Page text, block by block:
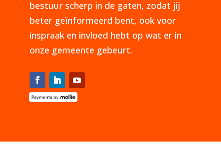
bestuur scherp in de gaten, zodat jij
beter geïnformeerd bent, ook voor
inspraak en invloed hebt op wat er in
onze gemeente gebeurt.